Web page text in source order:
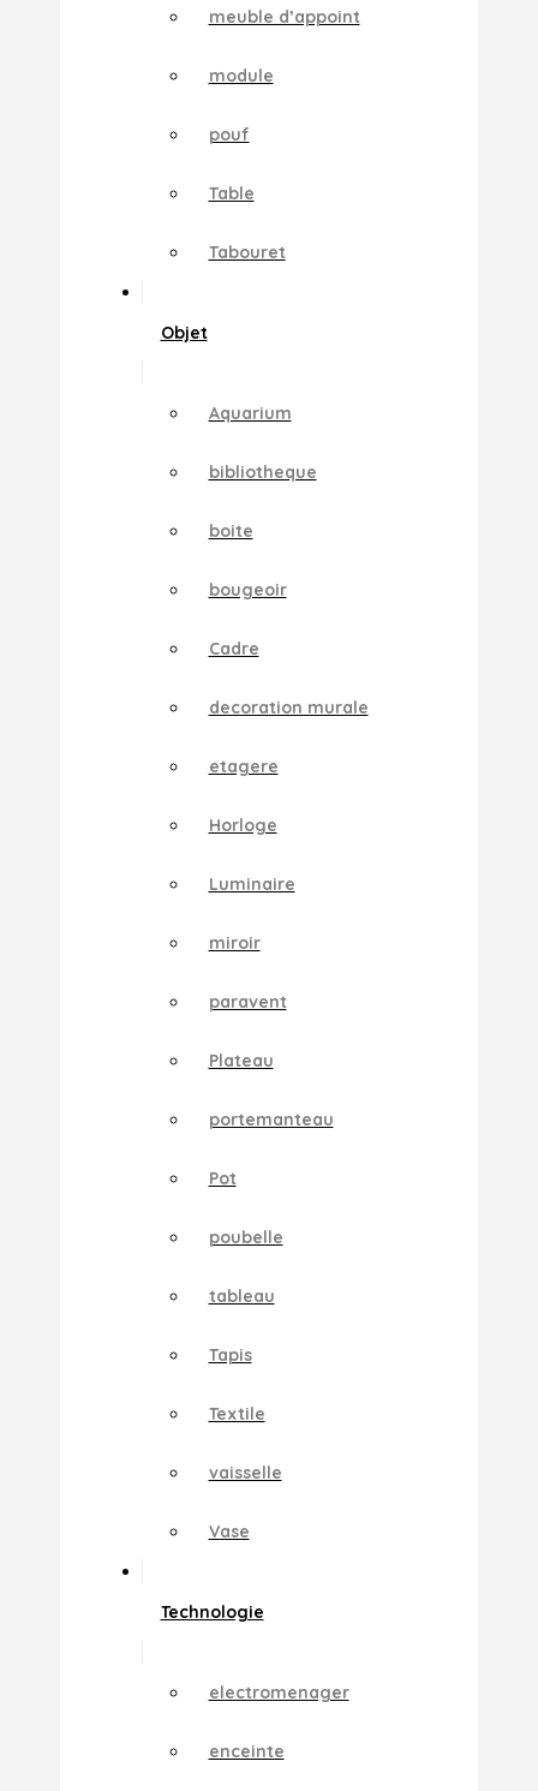
meuble d’appoint
module
pouf
Table
Tabouret
Objet
Aquarium
bibliotheque
boite
bougeoir
Cadre
decoration murale
etagere
Horloge
Luminaire
miroir
paravent
Plateau
portemanteau
Pot
poubelle
tableau
Tapis
Textile
vaisselle
Vase
Technologie
electromenager
enceinte